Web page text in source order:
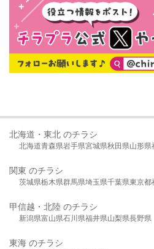
北海道・東北 のチラシ
北海道青森県岩手県宮城県秋田県山形県
関東 のチラシ
茨城県栃木県群馬県埼玉県千葉県東京都
甲信越・北陸 のチラシ
新潟県富山県石川県福井県山梨県長野県
東海 のチラシ